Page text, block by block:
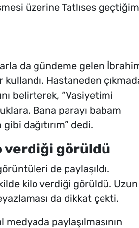
üzerine Tatlıses
da gündeme gelen
Hastaneden
belirterek, “Vasiyetimi
Bana parayı babam
dağıtırım” dedi.
verdiği görüldü
de paylaşıldı.
kilo verdiği görüldü. Uzun
da dikkat çekti.
paylaşılmasının